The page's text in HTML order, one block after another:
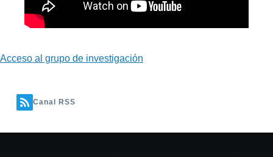
Acceso al grupo de investigación
Canal RSS